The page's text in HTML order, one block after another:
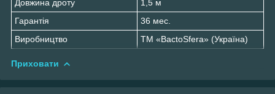
Довжина дроту
1,5 м
Гарантія
36 мес.
Виробництво
ТМ «BactoSfera» (Україна)
Приховати